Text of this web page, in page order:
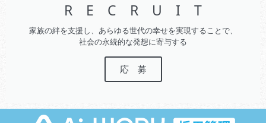
R E C R U I T
家族の絆を支援し、あらゆる世代の幸せを実現することで、
社会の永続的な発想に寄与する
応 募